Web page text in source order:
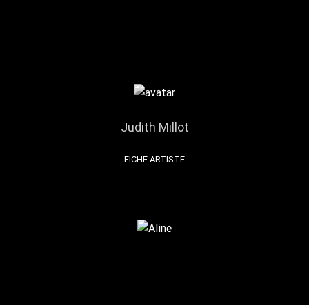
Judith Millot
FICHE ARTISTE